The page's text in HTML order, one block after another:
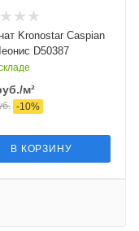
Kronostar Caspian
D50387
/м²
-10%
В КОРЗИНУ